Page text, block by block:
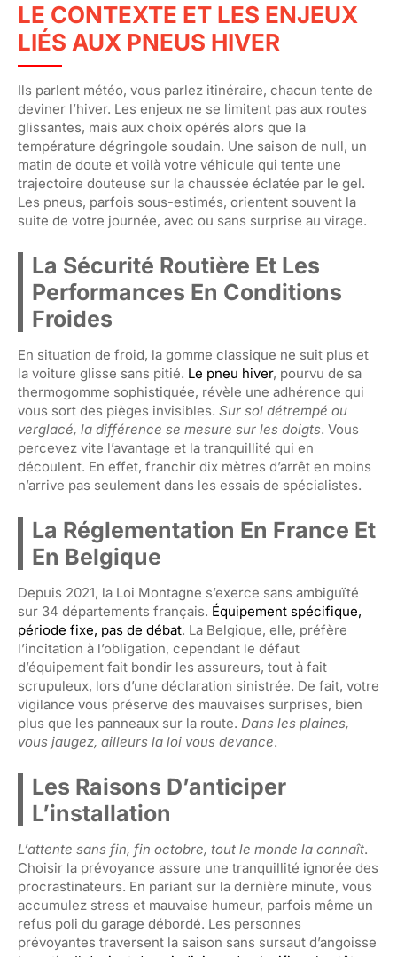
LE CONTEXTE ET LES ENJEUX
LIÉS AUX PNEUS HIVER
Ils parlent météo, vous parlez itinéraire, chacun tente de
deviner l’hiver. Les enjeux ne se limitent pas aux routes
glissantes, mais aux choix opérés alors que la
température dégringole soudain. Une saison de null, un
matin de doute et voilà votre véhicule qui tente une
trajectoire douteuse sur la chaussée éclatée par le gel.
Les pneus, parfois sous-estimés, orientent souvent la
suite de votre journée, avec ou sans surprise au virage.
La Sécurité Routière Et Les
Performances En Conditions
Froides
En situation de froid, la gomme classique ne suit plus et
la voiture glisse sans pitié. Le pneu hiver, pourvu de sa
thermogomme sophistiquée, révèle une adhérence qui
vous sort des pièges invisibles. Sur sol détrempé ou
verglacé, la différence se mesure sur les doigts. Vous
percevez vite l’avantage et la tranquillité qui en
découlent. En effet, franchir dix mètres d’arrêt en moins
n’arrive pas seulement dans les essais de spécialistes.
La Réglementation En France Et
En Belgique
Depuis 2021, la Loi Montagne s’exerce sans ambiguïté
sur 34 départements français. Équipement spécifique,
période fixe, pas de débat. La Belgique, elle, préfère
l’incitation à l’obligation, cependant le défaut
d’équipement fait bondir les assureurs, tout à fait
scrupuleux, lors d’une déclaration sinistrée. De fait, votre
vigilance vous préserve des mauvaises surprises, bien
plus que les panneaux sur la route. Dans les plaines,
vous jaugez, ailleurs la loi vous devance.
Les Raisons D’anticiper
L’installation
L’attente sans fin, fin octobre, tout le monde la connaît.
Choisir la prévoyance assure une tranquillité ignorée des
procrastinateurs. En pariant sur la dernière minute, vous
accumulez stress et mauvaise humeur, parfois même un
refus poli du garage débordé. Les personnes
prévoyantes traversent la saison sans sursaut d’angoisse